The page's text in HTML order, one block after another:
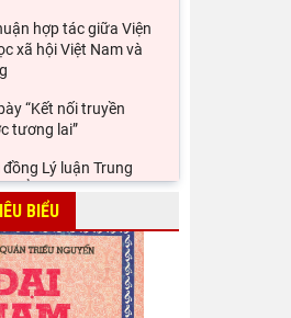
hợp tác giữa Viện
xã hội Việt Nam và
“Kết nối truyền
tương lai”
Lý luận Trung
Tiểu ban Văn hóa - Xã
lâm Khoa học xã hội
Hội nghị Tập huấn
kiểm
BIỂU